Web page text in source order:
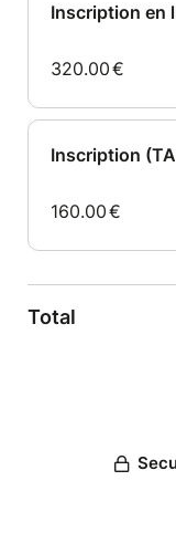
Inscription en
320.00€
Inscription
160.00€
Total